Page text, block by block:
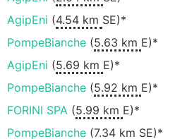
AgipEni (4.54 km SE)*
PompeBianche (5.63 km E)*
AgipEni (5.69 km E)*
PompeBianche (5.92 km E)*
FORINI SPA (5.99 km E)*
PompeBianche (7.34 km SE)*